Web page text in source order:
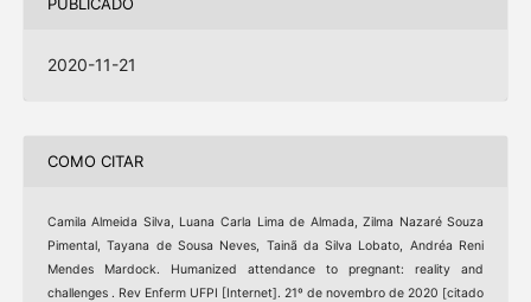
PUBLICADO
2020-11-21
COMO CITAR
Camila Almeida Silva, Luana Carla Lima de Almada, Zilma Nazaré Souza
Pimental, Tayana de Sousa Neves, Tainã da Silva Lobato, Andréa Reni
Mendes Mardock. Humanized attendance to pregnant: reality and
challenges . Rev Enferm UFPI [Internet]. 21º de novembro de 2020 [citado